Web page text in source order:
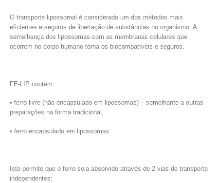
O transporte lipossomal é considerado um dos métodos mais
eficientes e seguros de libertação de substâncias no organismo. A
semelhança dos lipossomas com as membranas celulares que
ocorrem no corpo humano torna-os biocompatíveis e seguros.
FE-LIP contém:
• ferro livre (não encapsulado em lipossomas) – semelhante a outras
preparações na forma tradicional,
• ferro encapsulado em lipossomas.
Isto permite que o ferro seja absorvido através de 2 vias de transporte
independentes: